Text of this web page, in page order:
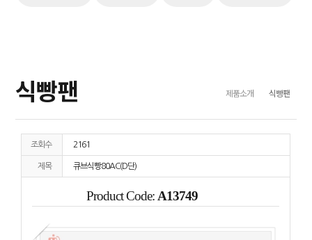
식빵팬 제품소개 식빵팬
조회수 2161
제목 큐브식빵80AC(D단)
Product Code: A13749